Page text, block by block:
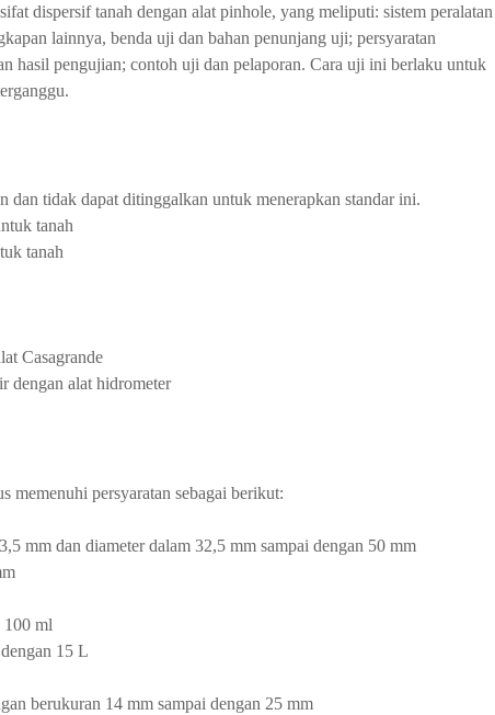
dispersif tanah dengan alat pinhole, yang meliputi: sistem peralatan
lainnya, benda uji dan bahan penunjang uji; persyaratan
hasil pengujian; contoh uji dan pelaporan. Cara uji ini berlaku untuk
tidak dapat ditinggalkan untuk menerapkan standar ini.
tanah
tanah
Casagrande
dengan alat hidrometer
memenuhi persyaratan sebagai berikut:
mm dan diameter dalam 32,5 mm sampai dengan 50 mm
100 ml
15 L
berukuran 14 mm sampai dengan 25 mm